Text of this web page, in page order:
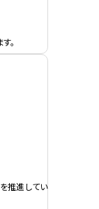
。
推進してい